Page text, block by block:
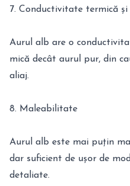
7. Conductivitate termică și
Aurul alb are o
mică decât aurul pur, din
aliaj.
8. Maleabilitate
Aurul alb este mai puțin
dar suficient de ușor de
detaliate.